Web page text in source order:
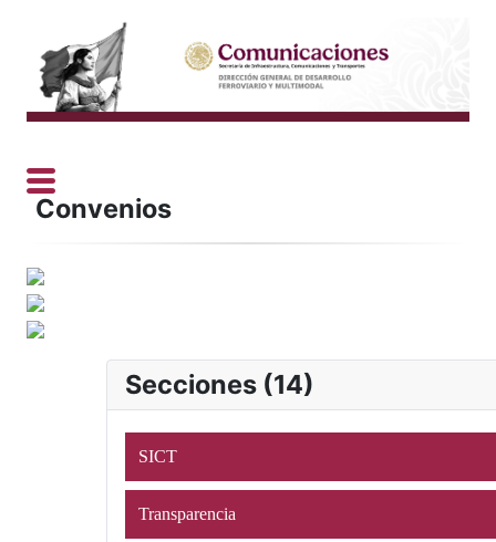
Convenios
Secciones (14)
SICT
Transparencia